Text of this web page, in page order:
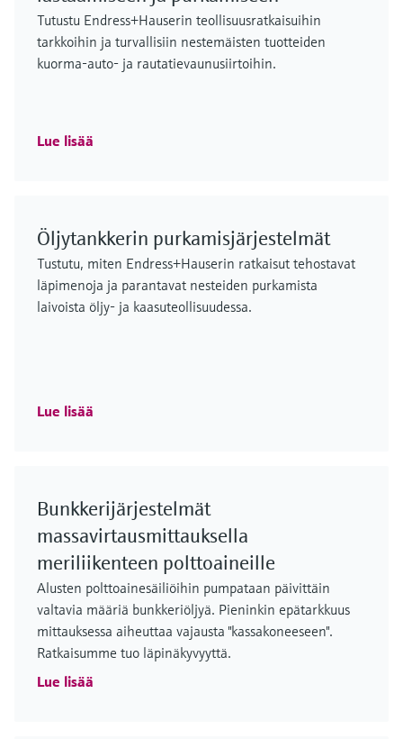
Tutustu Endress+Hauserin teollisuusratkaisuihin
tarkkoihin ja turvallisiin nestemäisten tuotteiden
kuorma-auto- ja rautatievaunusiirtoihin.
Lue lisää
Öljytankkerin purkamisjärjestelmät
Tustutu, miten Endress+Hauserin ratkaisut tehostavat
läpimenoja ja parantavat nesteiden purkamista
laivoista öljy- ja kaasuteollisuudessa.
Lue lisää
Bunkkerijärjestelmät
massavirtausmittauksella
meriliikenteen polttoaineille
Alusten polttoainesäiliöihin pumpataan päivittäin
valtavia määriä bunkkeriöljyä. Pieninkin epätarkkuus
mittauksessa aiheuttaa vajausta "kassakoneeseen".
Ratkaisumme tuo läpinäkyvyyttä.
Lue lisää